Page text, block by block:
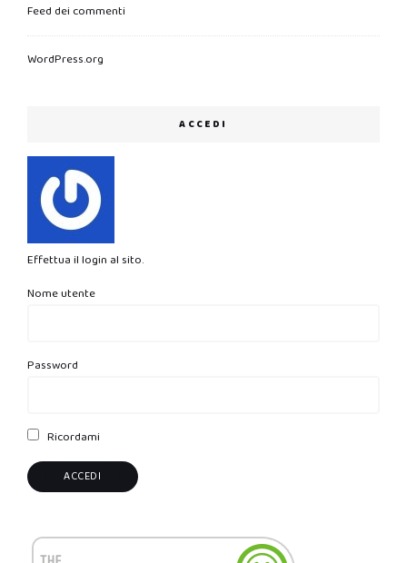
Feed dei commenti
WordPress.org
ACCEDI
Effettua il login al sito.
Nome utente
Password
Ricordami